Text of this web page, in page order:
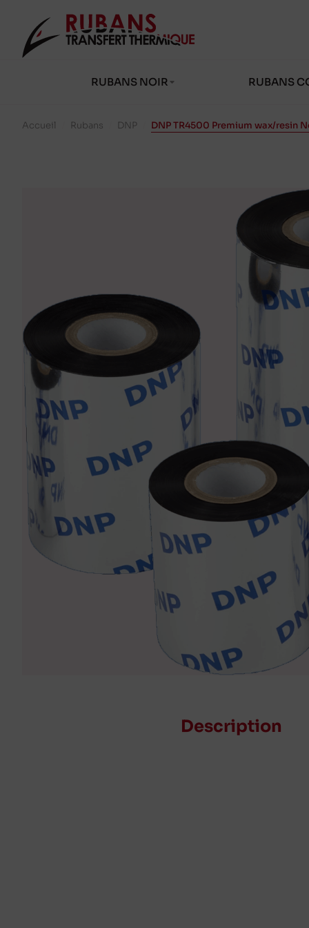
RUBANS NOIR RUBANS
Accueil Rubans DNP DNP TR4500 Premium wax/resin
Description